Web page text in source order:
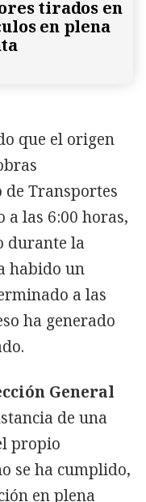
tirados en
en plena
que el origen
Transportes
las 6:00 horas,
durante la
habido un
a las
ha generado
General
de una
propio
se ha cumplido,
en plena